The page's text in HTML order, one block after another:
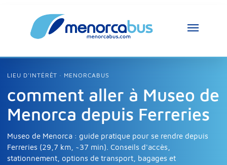
LIEU D’INTÉRÊT · MENORCABUS
comment aller à Museo de
Menorca depuis Ferreries
Museo de Menorca : guide pratique pour se rendre depuis
Ferreries (29,7 km, ~37 min). Conseils d'accès,
stationnement, options de transport, bagages et
MenorcaBus Assistant
Bonjour, je suis l’assistant MenorcaBus.
Comment puis-je vous aider ?